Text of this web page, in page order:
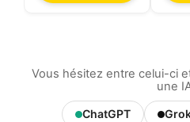
Vous hésitez entre celui-ci
une
ChatGPT